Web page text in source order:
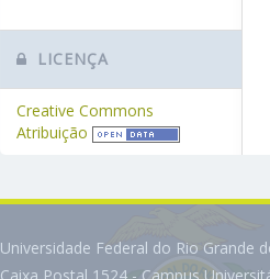
LICENÇA
Creative Commons
Atribuição
Universidade Federal do Rio Grande